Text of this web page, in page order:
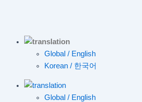
Global / English
Korean / 한국어
Global / English